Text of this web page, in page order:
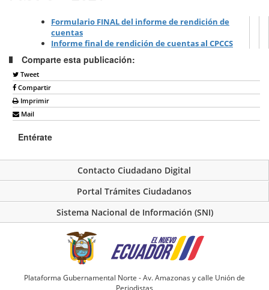
Formulario FINAL del informe de rendición de
cuentas
Informe final de rendición de cuentas al CPCCS
Comparte esta publicación:
Tweet
Compartir
Imprimir
Mail
Entérate
Contacto Ciudadano Digital
Portal Trámites Ciudadanos
Sistema Nacional de Información (SNI)
Plataforma Gubernamental Norte - Av. Amazonas y calle Unión de
Periodistas